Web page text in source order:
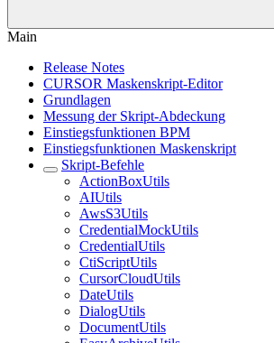
Main
Release Notes
CURSOR Maskenskript-Editor
Grundlagen
Messung der Skript-Abdeckung
Einstiegsfunktionen BPM
Einstiegsfunktionen Maskenskript
Skript-Befehle
ActionBoxUtils
AIUtils
AwsS3Utils
CredentialMockUtils
CredentialUtils
CtiScriptUtils
CursorCloudUtils
DateUtils
DialogUtils
DocumentUtils